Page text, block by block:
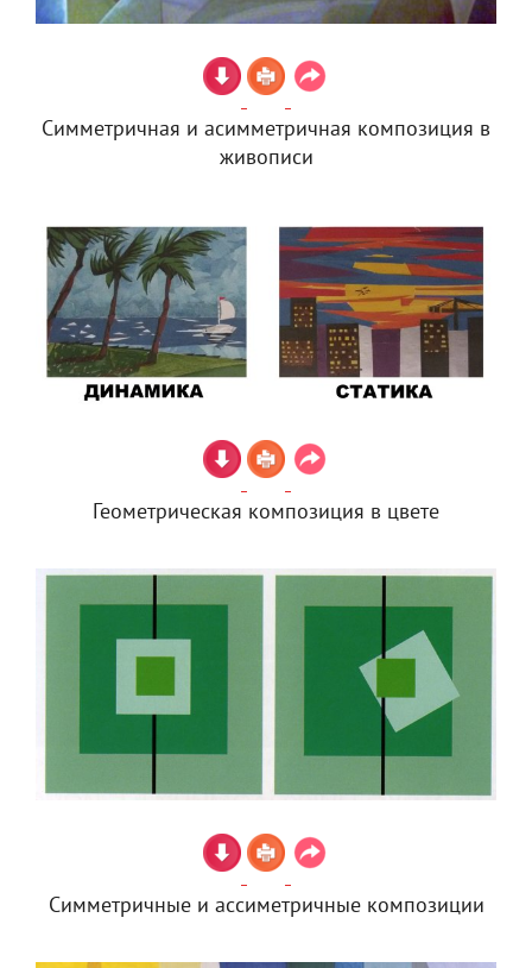
Симметричная и асимметричная композиция в
живописи
Геометрическая композиция в цвете
Симметричные и ассиметричные композиции